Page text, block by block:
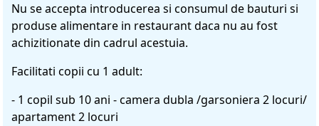
Nu se accepta introducerea si consumul de bauturi si
produse alimentare in restaurant daca nu au fost
achizitionate din cadrul acestuia.
Facilitati copii cu 1 adult:
- 1 copil sub 10 ani - camera dubla /garsoniera 2 locuri/
apartament 2 locuri